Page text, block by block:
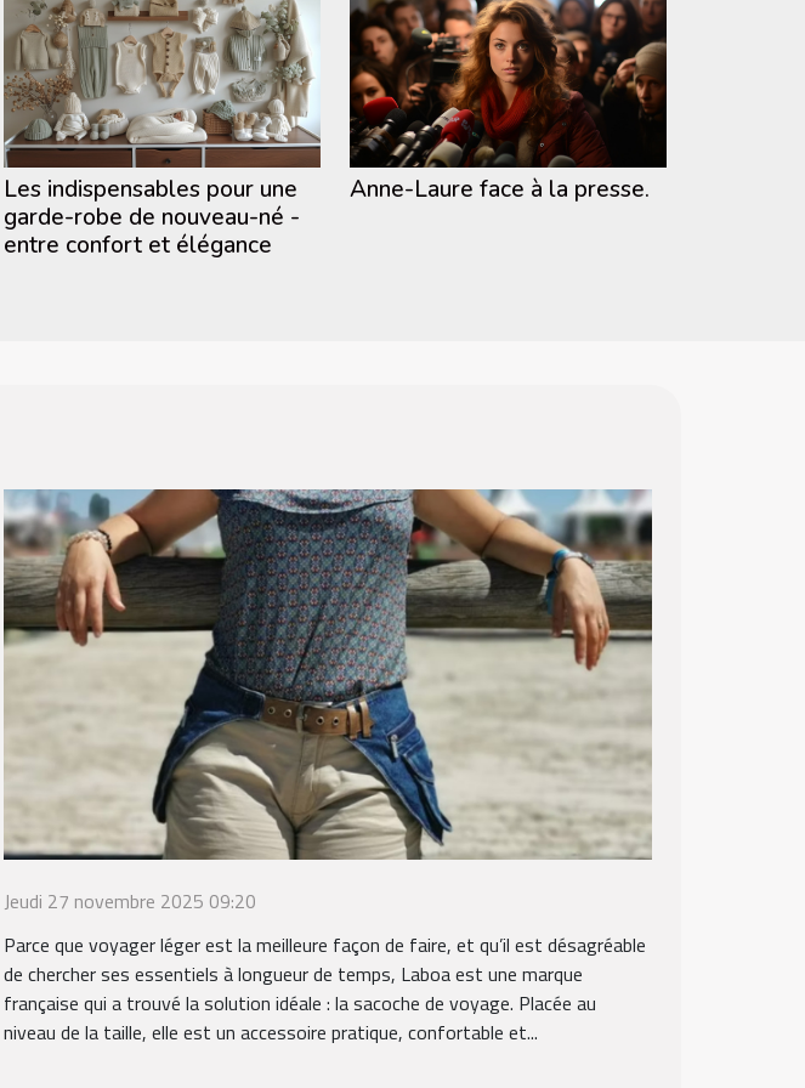
Les indispensables pour une
garde-robe de nouveau-né -
entre confort et élégance
Anne-Laure face à la presse.
Jeudi 27 novembre 2025 09:20
Parce que voyager léger est la meilleure façon de faire, et qu’il est désagréable
de chercher ses essentiels à longueur de temps, Laboa est une marque
française qui a trouvé la solution idéale : la sacoche de voyage. Placée au
niveau de la taille, elle est un accessoire pratique, confortable et...